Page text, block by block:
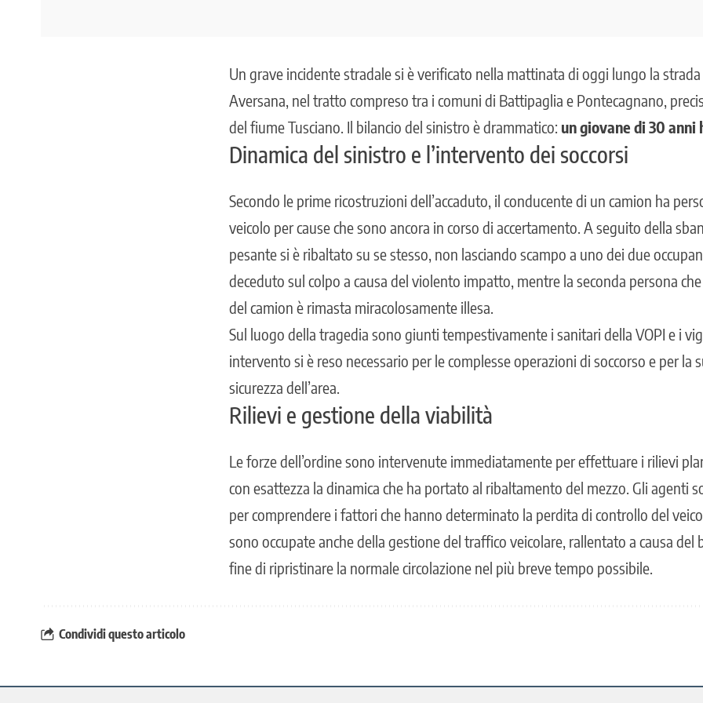
Un grave incidente stradale si è verificato nella mattinata di oggi lungo la
Aversana, nel tratto compreso tra i comuni di Battipaglia e Pontecagnano,
del fiume Tusciano. Il bilancio del sinistro è drammatico: un giovane di 30 anni
Dinamica del sinistro e l’intervento dei soccorsi
Secondo le prime ricostruzioni dell’accaduto, il conducente di un camion ha
veicolo per cause che sono ancora in corso di accertamento. A seguito della
pesante si è ribaltato su se stesso, non lasciando scampo a uno dei due
deceduto sul colpo a causa del violento impatto, mentre la seconda persona
del camion è rimasta miracolosamente illesa.
Sul luogo della tragedia sono giunti tempestivamente i sanitari della VOPI e i
intervento si è reso necessario per le complesse operazioni di soccorso e per la
sicurezza dell’area.
Rilievi e gestione della viabilità
Le forze dell’ordine sono intervenute immediatamente per effettuare i rilievi
con esattezza la dinamica che ha portato al ribaltamento del mezzo. Gli agenti
per comprendere i fattori che hanno determinato la perdita di controllo del
sono occupate anche della gestione del traffico veicolare, rallentato a causa del
fine di ripristinare la normale circolazione nel più breve tempo possibile.
Condividi questo articolo